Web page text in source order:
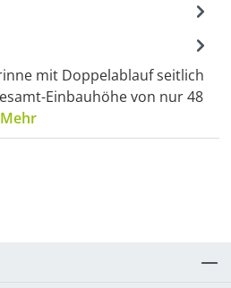
mit Doppelablauf seitlich
Einbauhöhe von nur 48
Mehr